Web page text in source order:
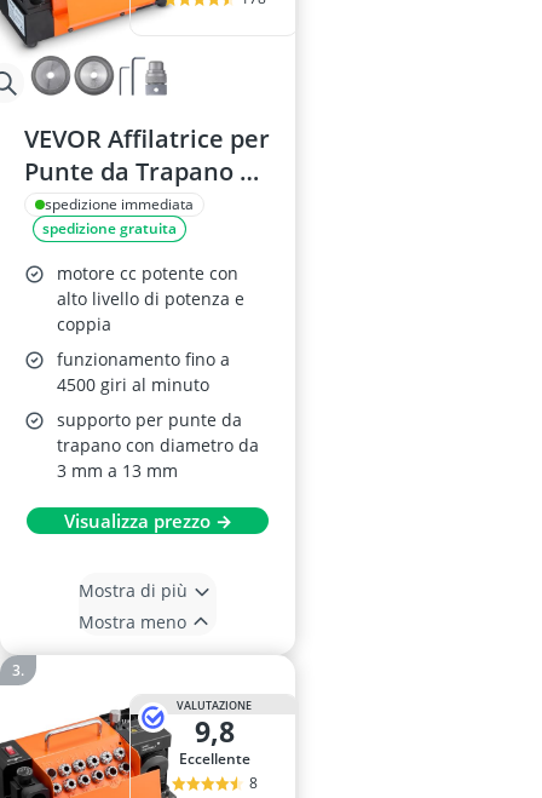
VEVOR Affilatrice per
Punte da Trapano 3-
13 mm con 11 Pinze
spedizione immediata
spedizione gratuita
motore cc potente con
alto livello di potenza e
coppia
funzionamento fino a
4500 giri al minuto
supporto per punte da
trapano con diametro da
3 mm a 13 mm
Visualizza prezzo →
Mostra di più
Mostra meno
VALUTAZIONE
9,8
Eccellente
8